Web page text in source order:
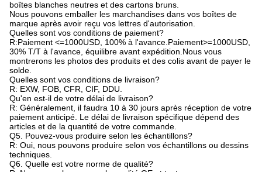
boîtes blanches neutres et des cartons bruns.
Nous pouvons emballer les marchandises dans vos boîtes de
marque après avoir reçu vos lettres d'autorisation.
Quelles sont vos conditions de paiement?
R:Paiement <=1000USD, 100% à l'avance.Paiement>=1000USD,
30% T/T à l'avance, équilibre avant expédition.Nous vous
montrerons les photos des produits et des colis avant de payer le
solde.
Quelles sont vos conditions de livraison?
R: EXW, FOB, CFR, CIF, DDU.
Qu'en est-il de votre délai de livraison?
R: Généralement, il faudra 10 à 30 jours après réception de votre
paiement anticipé. Le délai de livraison spécifique dépend des
articles et de la quantité de votre commande.
Q5. Pouvez-vous produire selon les échantillons?
R: Oui, nous pouvons produire selon vos échantillons ou dessins
techniques.
Q6. Quelle est votre norme de qualité?